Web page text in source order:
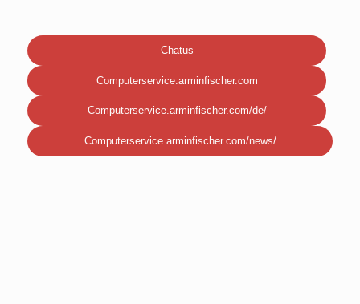
Chatus
Computerservice.arminfischer.com
Computerservice.arminfischer.com/de/
Computerservice.arminfischer.com/news/